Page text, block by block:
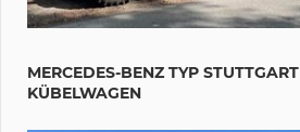
MERCEDES-BENZ TYP STUTTGART
KÜBELWAGEN